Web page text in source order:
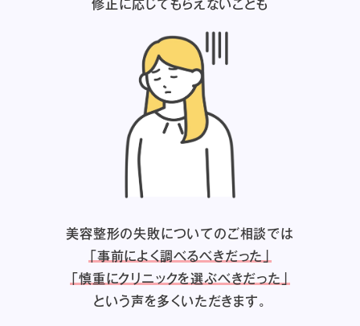
修正に応じてもらえないことも
美容整形の失敗についてのご相談では
「事前によく調べるべきだった」
「慎重にクリニックを選ぶべきだった」
という声を多くいただきます。